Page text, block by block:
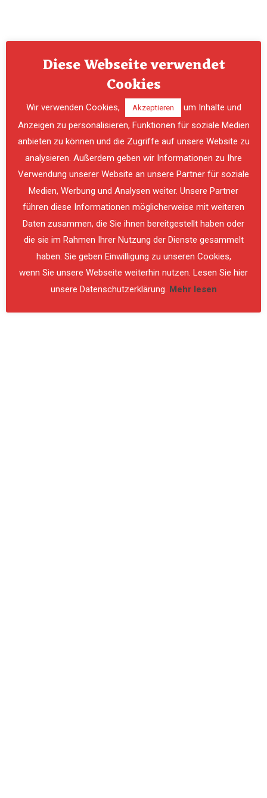
PREVIOUS
Diese Webseite verwendet
Cookies
Wir verwenden Cookies, Akzeptieren
um Inhalte und
Anzeigen zu personalisieren, Funktionen für soziale Medien
anbieten zu können und die Zugriffe auf unsere Website zu
analysieren. Außerdem geben wir Informationen zu Ihre
Verwendung unserer Website an unsere Partner für soziale
Medien, Werbung und Analysen weiter. Unsere Partner
führen diese Informationen möglicherweise mit weiteren
Daten zusammen, die Sie ihnen bereitgestellt haben oder
die sie im Rahmen Ihrer Nutzung der Dienste gesammelt
haben. Sie geben Einwilligung zu unseren Cookies,
wenn Sie unsere Webseite weiterhin nutzen. Lesen Sie hier
unsere Datenschutzerklärung. Mehr lesen